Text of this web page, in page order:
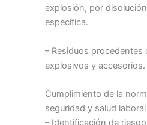
explosión, por
específica.
– Residuos procedentes
explosivos y
Cumplimiento de la
seguridad y salud
– Identificación de